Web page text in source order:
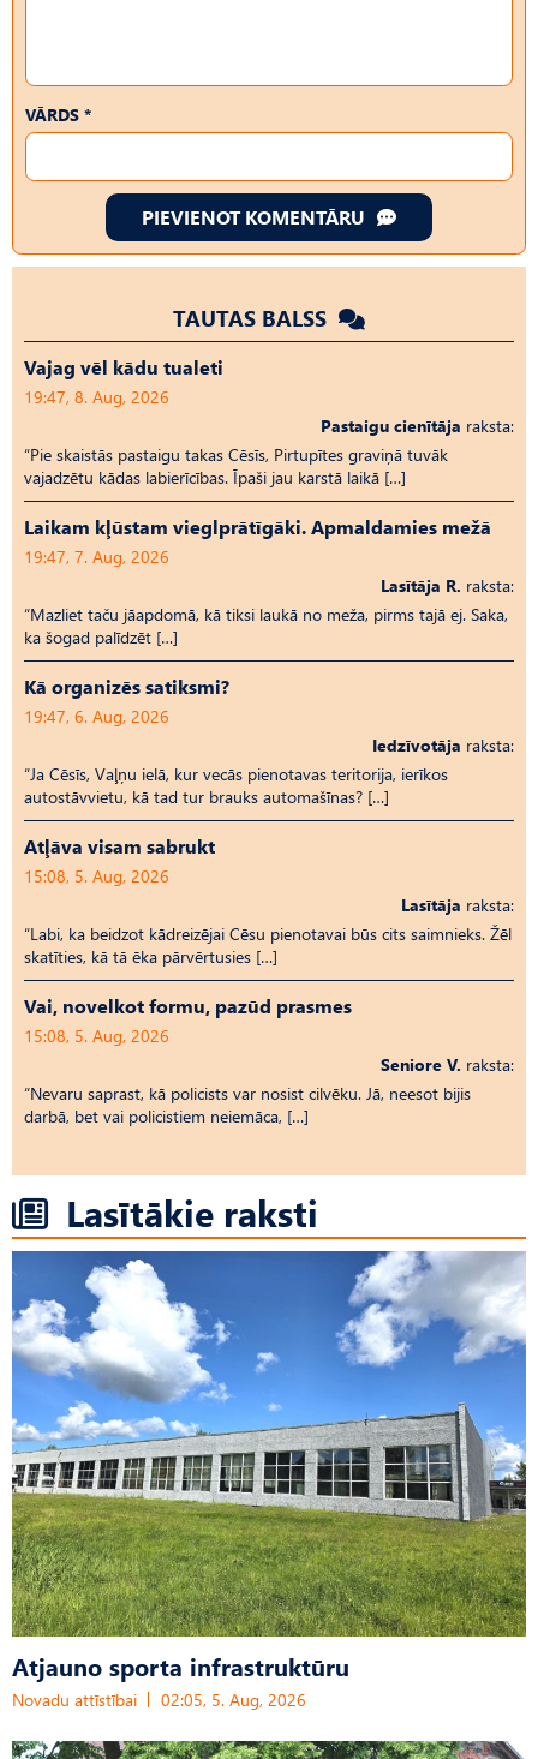
VĀRDS *
PIEVIENOT KOMENTĀRU
TAUTAS BALSS
Vajag vēl kādu tualeti
19:47, 8. Aug, 2026
Pastaigu cienītāja raksta:
“Pie skaistās pastaigu takas Cēsīs, Pirtupītes graviņā tuvāk
vajadzētu kādas labierīcības. Īpaši jau karstā laikā […]
Laikam kļūstam vieglprātīgāki. Apmaldamies mežā
19:47, 7. Aug, 2026
Lasītāja R. raksta:
“Mazliet taču jāapdomā, kā tiksi laukā no meža, pirms tajā ej. Saka,
ka šogad palīdzēt […]
Kā organizēs satiksmi?
19:47, 6. Aug, 2026
Iedzīvotāja raksta:
“Ja Cēsīs, Vaļņu ielā, kur vecās pienotavas teritorija, ierīkos
autostāvvietu, kā tad tur brauks automašīnas? […]
Atļāva visam sabrukt
15:08, 5. Aug, 2026
Lasītāja raksta:
“Labi, ka beidzot kādreizējai Cēsu pienotavai būs cits saimnieks. Žēl
skatīties, kā tā ēka pārvērtusies […]
Vai, novelkot formu, pazūd prasmes
15:08, 5. Aug, 2026
Seniore V. raksta:
“Nevaru saprast, kā policists var nosist cilvēku. Jā, neesot bijis
darbā, bet vai policistiem neiemāca, […]
Lasītākie raksti
Atjauno sporta infrastruktūru
Novadu attīstībai 02:05, 5. Aug, 2026